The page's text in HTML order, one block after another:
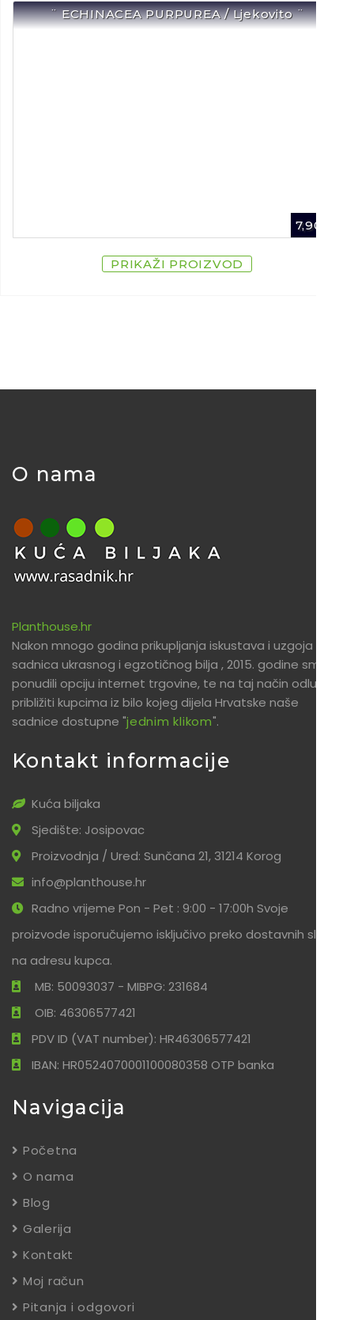
¨ ECHINACEA PURPUREA / Ljekovito ¨
7,90
PRIKAŽI PROIZVOD
O nama
Planthouse.hr
Nakon mnogo godina prikupljanja iskustava i uzgoja
sadnica ukrasnog i egzotičnog bilja , 2015. godine smo
ponudili opciju internet trgovine, te na taj način odlučili
približiti kupcima iz bilo kojeg dijela Hrvatske naše
sadnice dostupne "jednim klikom".
Kontakt informacije
Kuća biljaka
Sjedište: Josipovac
Proizvodnja / Ured: Sunčana 21, 31214 Korog
info@planthouse.hr
Radno vrijeme Pon - Pet : 9:00 - 17:00h Svoje
proizvode isporučujemo isključivo preko dostavnih službi
na adresu kupca.
MB: 50093037 - MIBPG: 231684
OIB: 46306577421
PDV ID (VAT number): HR46306577421
IBAN: HR0524070001100080358 OTP banka
Navigacija
Početna
O nama
Blog
Galerija
Kontakt
Moj račun
Pitanja i odgovori